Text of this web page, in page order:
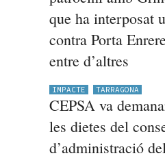
que ha interposat
contra Porta
entre d’altres
IMPACTE TARRAGONA
CEPSA va
les dietes del
d’administració